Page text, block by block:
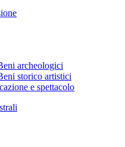
archeologici
storico artistici
e spettacolo